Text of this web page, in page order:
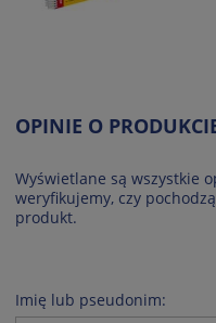
OPINIE O
Wyświetlane są wszystkie
weryfikujemy, czy
produkt.
Imię lub pseudonim: